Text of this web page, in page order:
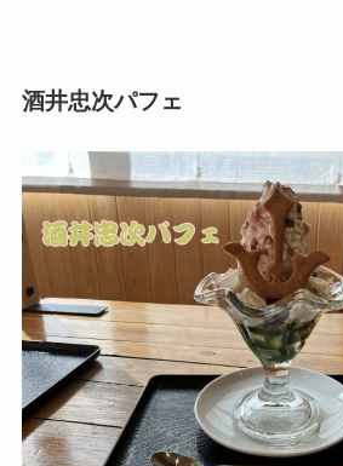
酒井忠次パフェ